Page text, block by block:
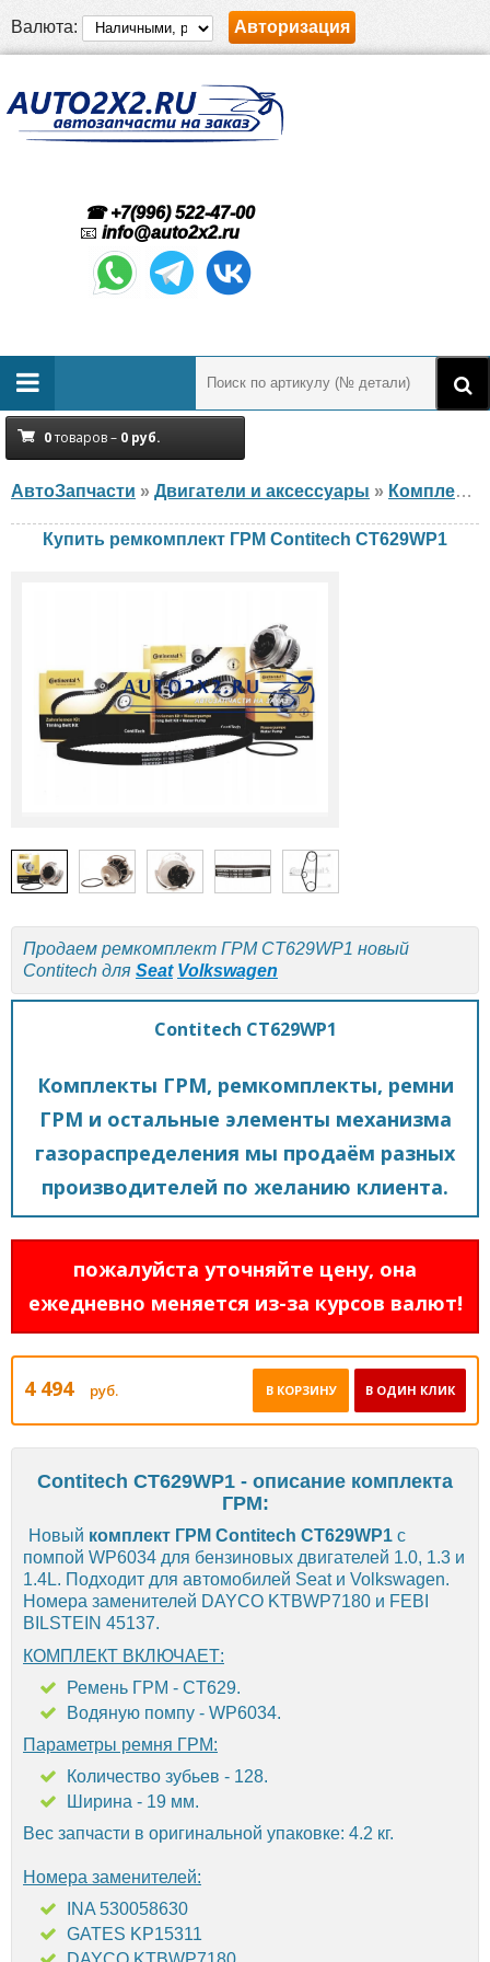
Валюта: Авторизация
☎ +7(996) 522-47-00
📧 info@auto2x2.ru
0товаров – 0 руб.
АвтоЗапчасти » Двигатели и аксессуары » Комплект ГРМ
Купить ремкомплект ГРМ Contitech CT629WP1
Продаем ремкомплект ГРМ CT629WP1 новый
Contitech для Seat Volkswagen
Contitech CT629WP1
Комплекты ГРМ, ремкомплекты, ремни
ГРМ и остальные элементы механизма
газораспределения мы продаём разных
производителей по желанию клиента.
пожалуйста уточняйте цену, она
ежедневно меняется из-за курсов валют!
4 494 руб. В ОДИН КЛИК
В КОРЗИНУ
Contitech CT629WP1 - описание комплекта
ГРМ:
Новый комплект ГРМ Contitech CT629WP1 с
помпой WP6034 для бензиновых двигателей 1.0, 1.3 и
1.4L. Подходит для автомобилей Seat и Volkswagen.
Номера заменителей DAYCO KTBWP7180 и FEBI
BILSTEIN 45137.
КОМПЛЕКТ ВКЛЮЧАЕТ:
Ремень ГРМ - CT629.
Водяную помпу - WP6034.
Параметры ремня ГРМ:
Количество зубьев - 128.
Ширина - 19 мм.
Вес запчасти в оригинальной упаковке: 4.2 кг.
Номера заменителей:
INA 530058630
GATES KP15311